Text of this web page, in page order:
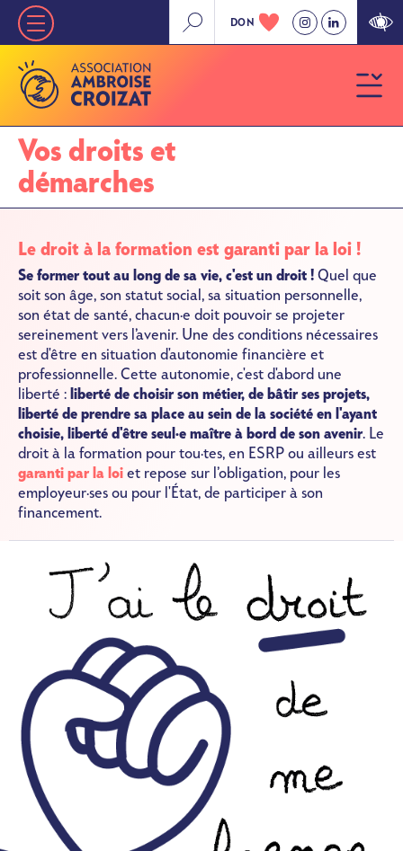
Aller
principal
Nav
principale
»
Niveau
1
DON
Vos droits et
démarches
Le droit à la formation est garanti par la loi !
Se former tout au long de sa vie, c'est un droit ! Quel que
soit son âge, son statut social, sa situation personnelle,
son état de santé, chacun·e doit pouvoir se projeter
sereinement vers l’avenir. Une des conditions nécessaires
est d'être en situation d'autonomie financière et
professionnelle. Cette autonomie, c'est d'abord une
liberté : liberté de choisir son métier, de bâtir ses projets,
liberté de prendre sa place au sein de la société en l'ayant
choisie, liberté d'être seul·e maître à bord de son avenir. Le
droit à la formation pour tou·tes, en ESRP ou ailleurs est
garanti par la loi et repose sur l’obligation, pour les
employeur·ses ou pour l'État, de participer à son
financement.